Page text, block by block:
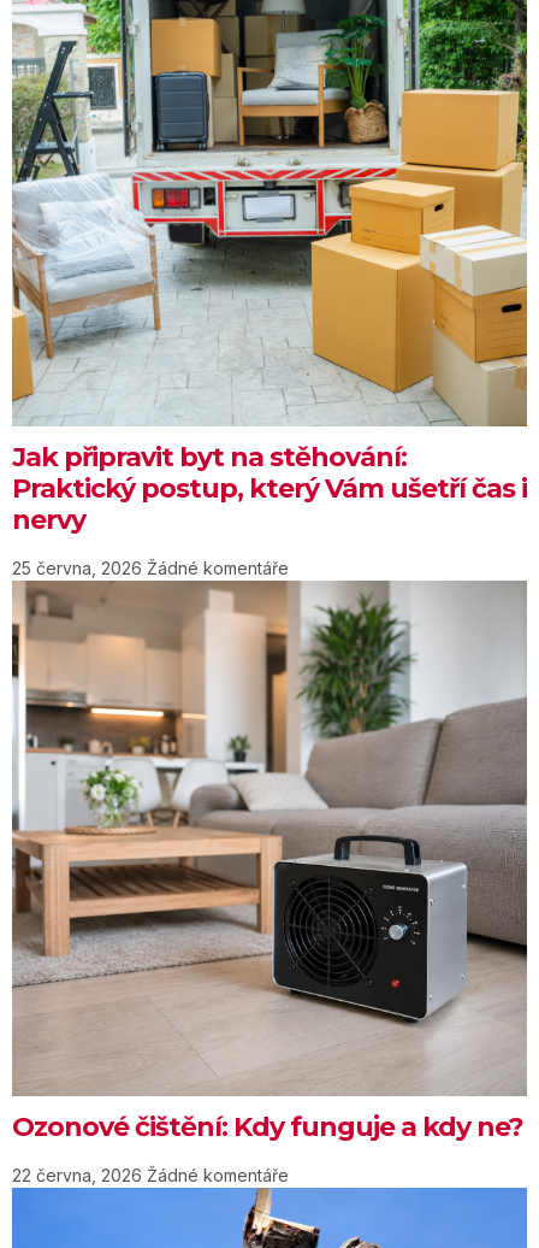
Jak připravit byt na stěhování:
Praktický postup, který Vám ušetří čas i
nervy
25 června, 2026 Žádné komentáře
Ozonové čištění: Kdy funguje a kdy ne?
22 června, 2026 Žádné komentáře